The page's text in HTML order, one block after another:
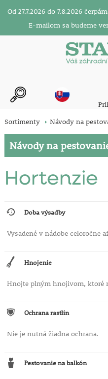
Od 27.7.2026 do 7.8.2026
E-mailom sa budeme
Sortimenty Návody na
Návody na
Hortenzie
Doba výsadby
Vysadené v nádobe celoročne
Hnojenie
Hnojte plným hnojivom, ktoré
Ochrana rastlín
Nie je nutná žiadna ochrana.
Pestovanie na balkón